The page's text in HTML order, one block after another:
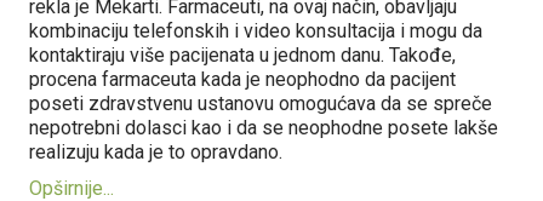
rekla je Mekarti. Farmaceuti, na ovaj način, obavljaju
kombinaciju telefonskih i video konsultacija i mogu da
kontaktiraju više pacijenata u jednom danu. Takođe,
procena farmaceuta kada je neophodno da pacijent
poseti zdravstvenu ustanovu omogućava da se spreče
nepotrebni dolasci kao i da se neophodne posete lakše
realizuju kada je to opravdano.
Opširnije...